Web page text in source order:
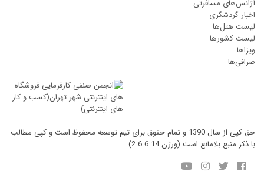
آژانس‌های مسافرتی
اخبار گردشگری
لیست هتل‌ها
لیست کشورها
ویزاها
صرافی‌ها
حق کپی از سال 1390 و تمام حقوق برای تیم توسعه محفوظ است و کپی مطالب
با ذکر منبع بلامانع است (ورژن 2.6.6.14)